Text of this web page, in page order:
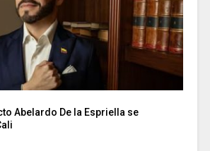
Abelardo De la Espriella se